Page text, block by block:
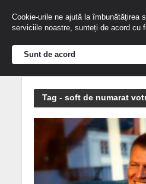
Tag - soft de numarat
Cookie-urile ne ajută la îmbunătățirea
serviciile noastre, sunteți de acord cu
Sunt de acord